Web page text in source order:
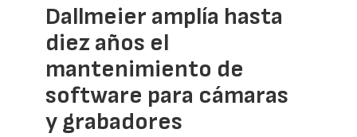
Dallmeier amplía hasta
diez años el
mantenimiento de
software para cámaras
y grabadores